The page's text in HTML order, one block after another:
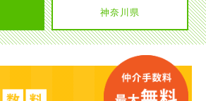
神奈川県